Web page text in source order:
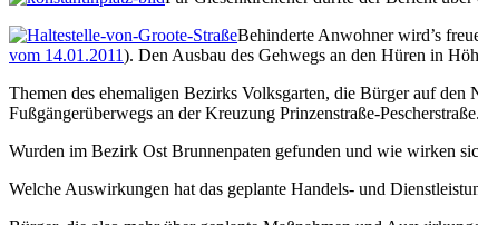
Behinderte Anwohner wird’s
vom 14.01.2011). Den Ausbau des Gehwegs an den Hüren in
Themen des ehemaligen Bezirks Volksgarten, die Bürger auf
Fußgängerüberwegs an der Kreuzung Prinzenstraße-Pescherstraße.
Wurden im Bezirk Ost Brunnenpaten gefunden und wie wirken
Welche Auswirkungen hat das geplante Handels- und